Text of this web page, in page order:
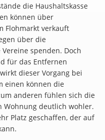
die Haushaltskasse
können über
Flohmarkt verkauft
über die
spenden. Doch
für das Entfernen
dieser Vorgang bei
einen können die
anderen fühlen sich die
Wohnung deutlich wohler.
Platz geschaffen, der auf